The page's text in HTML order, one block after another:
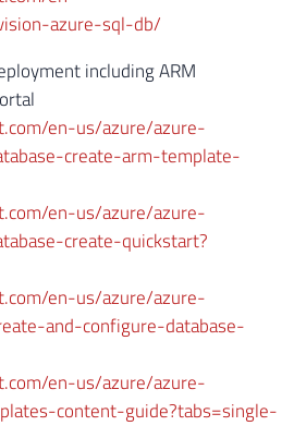
azure-sql-db/
including ARM
en-us/azure/azure-
create-arm-template-
en-us/azure/azure-
create-quickstart?
en-us/azure/azure-
and-configure-database-
en-us/azure/azure-
content-guide?tabs=single-